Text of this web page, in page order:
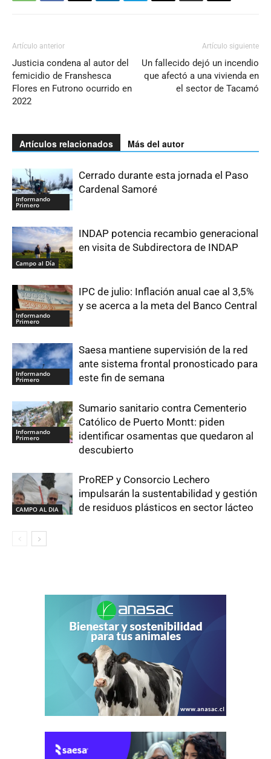
Artículo anterior
Justicia condena al autor del
femicidio de Franshesca
Flores en Futrono ocurrido en
2022
Artículo siguiente
Un fallecido dejó un incendio
que afectó a una vivienda en
el sector de Tacamó
Artículos relacionados Más del autor
Informando
Primero
Cerrado durante esta jornada el Paso
Cardenal Samoré
Campo al Día
INDAP potencia recambio generacional
en visita de Subdirectora de INDAP
Informando
Primero
IPC de julio: Inflación anual cae al 3,5%
y se acerca a la meta del Banco Central
Informando
Primero
Saesa mantiene supervisión de la red
ante sistema frontal pronosticado para
este fin de semana
Informando
Primero
Sumario sanitario contra Cementerio
Católico de Puerto Montt: piden
identificar osamentas que quedaron al
descubierto
CAMPO AL DIA
ProREP y Consorcio Lechero
impulsarán la sustentabilidad y gestión
de residuos plásticos en sector lácteo